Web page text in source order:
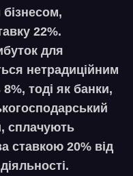
22%.
для
нетрадиційним
тоді як банки,
сплачують
ставкою 20% від